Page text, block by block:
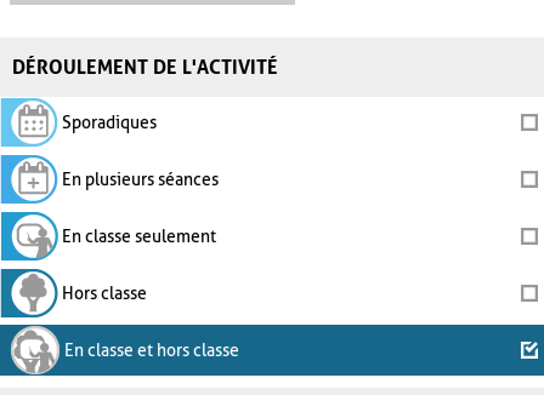
DÉROULEMENT DE L'ACTIVITÉ
Sporadiques
En plusieurs séances
En classe seulement
Hors classe
En classe et hors classe